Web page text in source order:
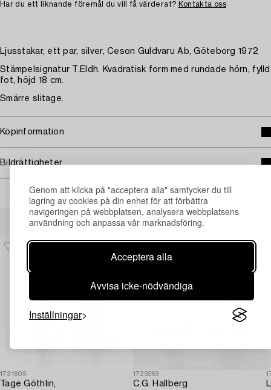
Genom att klicka på "acceptera alla" samtycker du till
lagring av cookies på din enhet för att förbättra
navigeringen på webbplatsen, analysera webbplatsens
användning och anpassa vår marknadsföring.
Acceptera alla
Avvisa icke-nödvändiga
Inställningar
Har du ett liknande föremål du vill få värderat? Kontakta oss
Ljusstakar, ett par, silver, Ceson Guldvaru Ab, Göteborg 1972
Stämpelsignatur T.Eldh. Kvadratisk form med rundade hörn, fylld
fot, höjd 18 cm.
Smärre slitage.
Köpinformation
Bildrättigheter
Andra har även tittat på
1731605
Tage Göthlin,
1729369
C.G. Hallberg